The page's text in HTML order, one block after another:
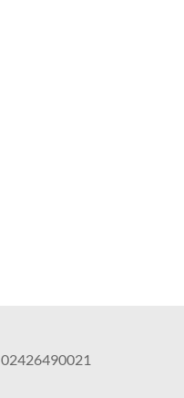
02426490021